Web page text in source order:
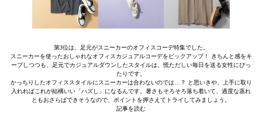
第3位は、足元がスニーカーのオフィスコーデ特集でした。
スニーカーを使ったおしゃれなオフィスカジュアルコーデをピックアップ！ きちんと感をキ
ープしつつも、足元でカジュアルダウンしたスタイルは、慌ただしい毎日を送る女性にぴっ
たりです。
かっちりしたオフィススタイルにスニーカーは合わないのでは…？ と思いきや、上手に取り
入れればこれが結構いい「ハズし」になるんです。暑さもそろそろ落ち着いて、過度な蒸れ
ともおさらばできそうなので、ポイントを押さえてトライしてみましょう。
記事を読む